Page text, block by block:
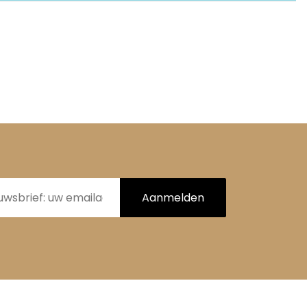
Aanmelden